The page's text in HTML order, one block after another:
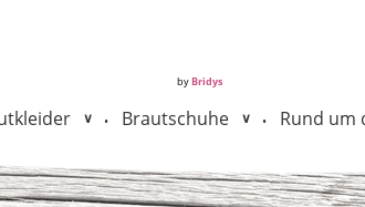
byBridys
• Brautschuhe • Rund um